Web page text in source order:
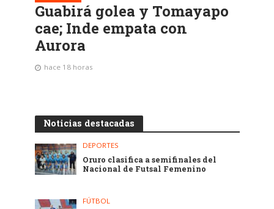
Guabirá golea y Tomayapo
cae; Inde empata con
Aurora
hace 18 horas
Noticias destacadas
DEPORTES
Oruro clasifica a semifinales del
Nacional de Futsal Femenino
FÚTBOL